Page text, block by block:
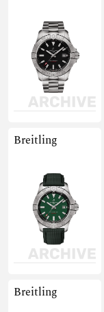
Breitling
Breitling